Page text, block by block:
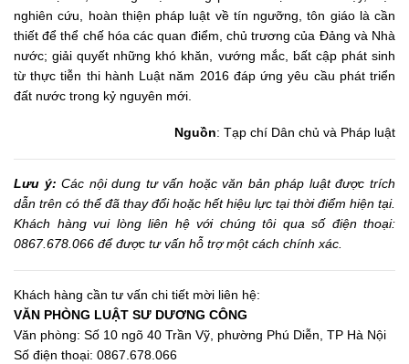
nghiên cứu, hoàn thiện pháp luật về tín ngưỡng, tôn giáo là cần
thiết để thể chế hóa các quan điểm, chủ trương của Đảng và Nhà
nước; giải quyết những khó khăn, vướng mắc, bất cập phát sinh
từ thực tiễn thi hành Luật năm 2016 đáp ứng yêu cầu phát triển
đất nước trong kỷ nguyên mới.
Nguồn: Tạp chí Dân chủ và Pháp luật
Lưu ý: Các nội dung tư vấn hoặc văn bản pháp luật được trích
dẫn trên có thể đã thay đổi hoặc hết hiệu lực tại thời điểm hiện tại.
Khách hàng vui lòng liên hệ với chúng tôi qua số điện thoại:
0867.678.066 để được tư vấn hỗ trợ một cách chính xác.
Khách hàng cần tư vấn chi tiết mời liên hệ:
VĂN PHÒNG LUẬT SƯ DƯƠNG CÔNG
Văn phòng: Số 10 ngõ 40 Trần Vỹ, phường Phú Diễn, TP Hà Nội
Số điện thoại: 0867.678.066